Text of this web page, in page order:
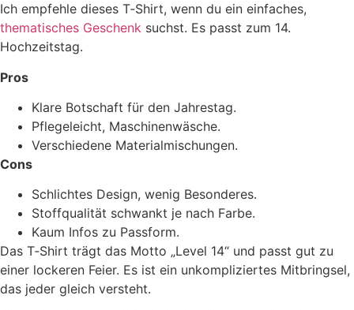
Ich empfehle dieses T‑Shirt, wenn du ein einfaches,
thematisches Geschenk suchst. Es passt zum 14.
Hochzeitstag.
Pros
Klare Botschaft für den Jahrestag.
Pflegeleicht, Maschinenwäsche.
Verschiedene Materialmischungen.
Cons
Schlichtes Design, wenig Besonderes.
Stoffqualität schwankt je nach Farbe.
Kaum Infos zu Passform.
Das T‑Shirt trägt das Motto „Level 14“ und passt gut zu
einer lockeren Feier. Es ist ein unkompliziertes Mitbringsel,
das jeder gleich versteht.